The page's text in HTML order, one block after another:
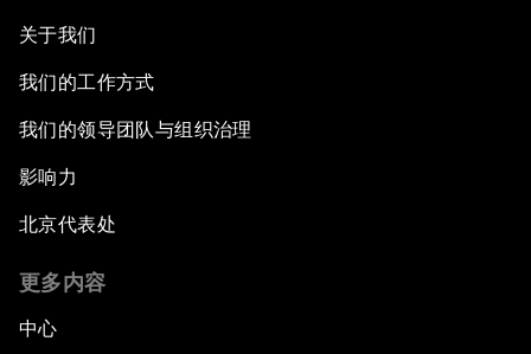
关于我们
我们的工作方式
我们的领导团队与组织治理
影响力
北京代表处
更多内容
中心